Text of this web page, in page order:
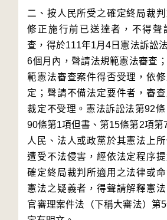
二、按人民所受之確定終局裁
修正施行前已送達者，不得聲
查，得於111年1月4日憲法訴訟
6個月內，聲請法規範憲法審查
範憲法審查案件得否受理，依
定；聲請不備法定要件者，審
裁定不受理。憲法訴訟法第92
90條第1項但書、第15條第2項第
人民、法人或政黨於其憲法上所
遭受不法侵害，經依法定程序
確定終局裁判所適用之法律或
憲法之疑義者，得聲請解釋憲
官審理案件法（下稱大審法）第